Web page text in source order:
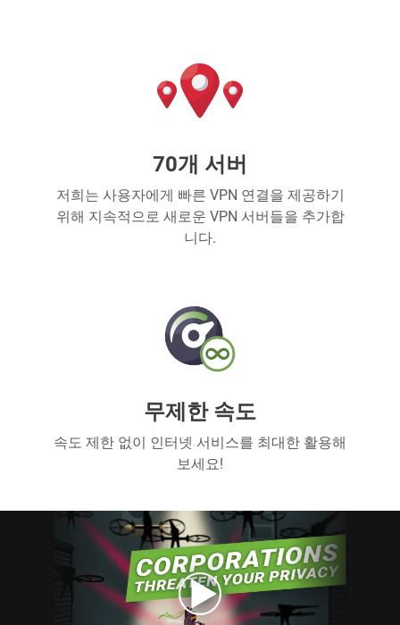
70개 서버
저희는 사용자에게 빠른 VPN 연결을 제공하기
위해 지속적으로 새로운 VPN 서버들을 추가합
니다.
무제한 속도
속도 제한 없이 인터넷 서비스를 최대한 활용해
보세요!